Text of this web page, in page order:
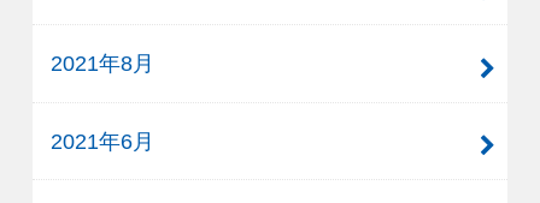
2021年8月
2021年6月